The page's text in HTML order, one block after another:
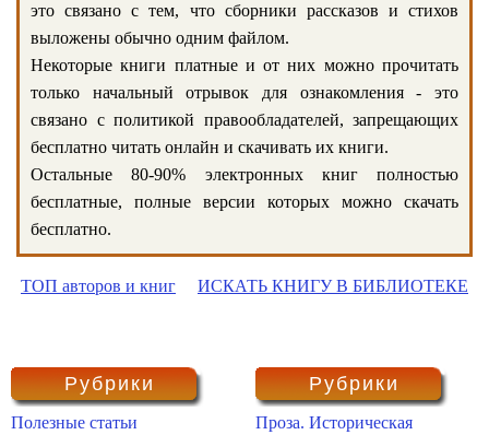
это связано с тем, что сборники рассказов и стихов
выложены обычно одним файлом.
Некоторые книги платные и от них можно прочитать
только начальный отрывок для ознакомления - это
связано с политикой правообладателей, запрещающих
бесплатно читать онлайн и скачивать их книги.
Остальные 80-90% электронных книг полностью
бесплатные, полные версии которых можно скачать
бесплатно.
ТОП авторов и книг ИСКАТЬ КНИГУ В БИБЛИОТЕКЕ
Рубрики
Полезные статьи
Рубрики
Проза. Историческая